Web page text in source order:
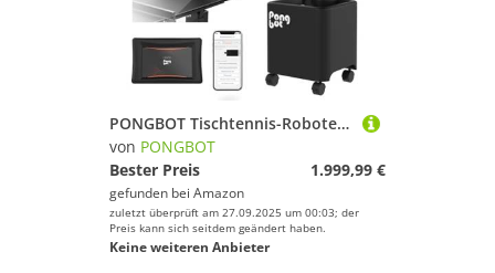
PONGBOT Tischtennis-Roboter, automatische Ping-Pong-Ballmaschine, Fernbedienung, 114 integrierte Bohrmaschinen, Programmierung und unbegrenzt anpassbar, geeignet für Spieler aller Schwierigkeitsstufen
von PONGBOT
Bester Preis
1.999,99 €
gefunden bei Amazon
zuletzt überprüft am 27.09.2025 um 00:03; der
Preis kann sich seitdem geändert haben.
Keine weiteren Anbieter